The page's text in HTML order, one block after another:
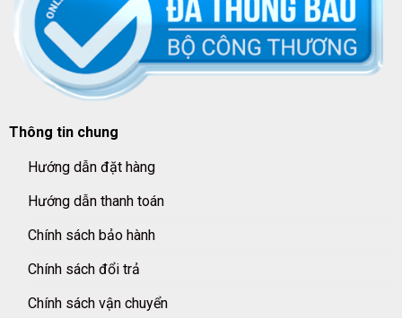
Thông tin chung
Hướng dẫn đặt hàng
Hướng dẫn thanh toán
Chính sách bảo hành
Chính sách đổi trả
Chính sách vận chuyển